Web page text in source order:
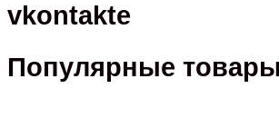
vkontakte
Популярные товары